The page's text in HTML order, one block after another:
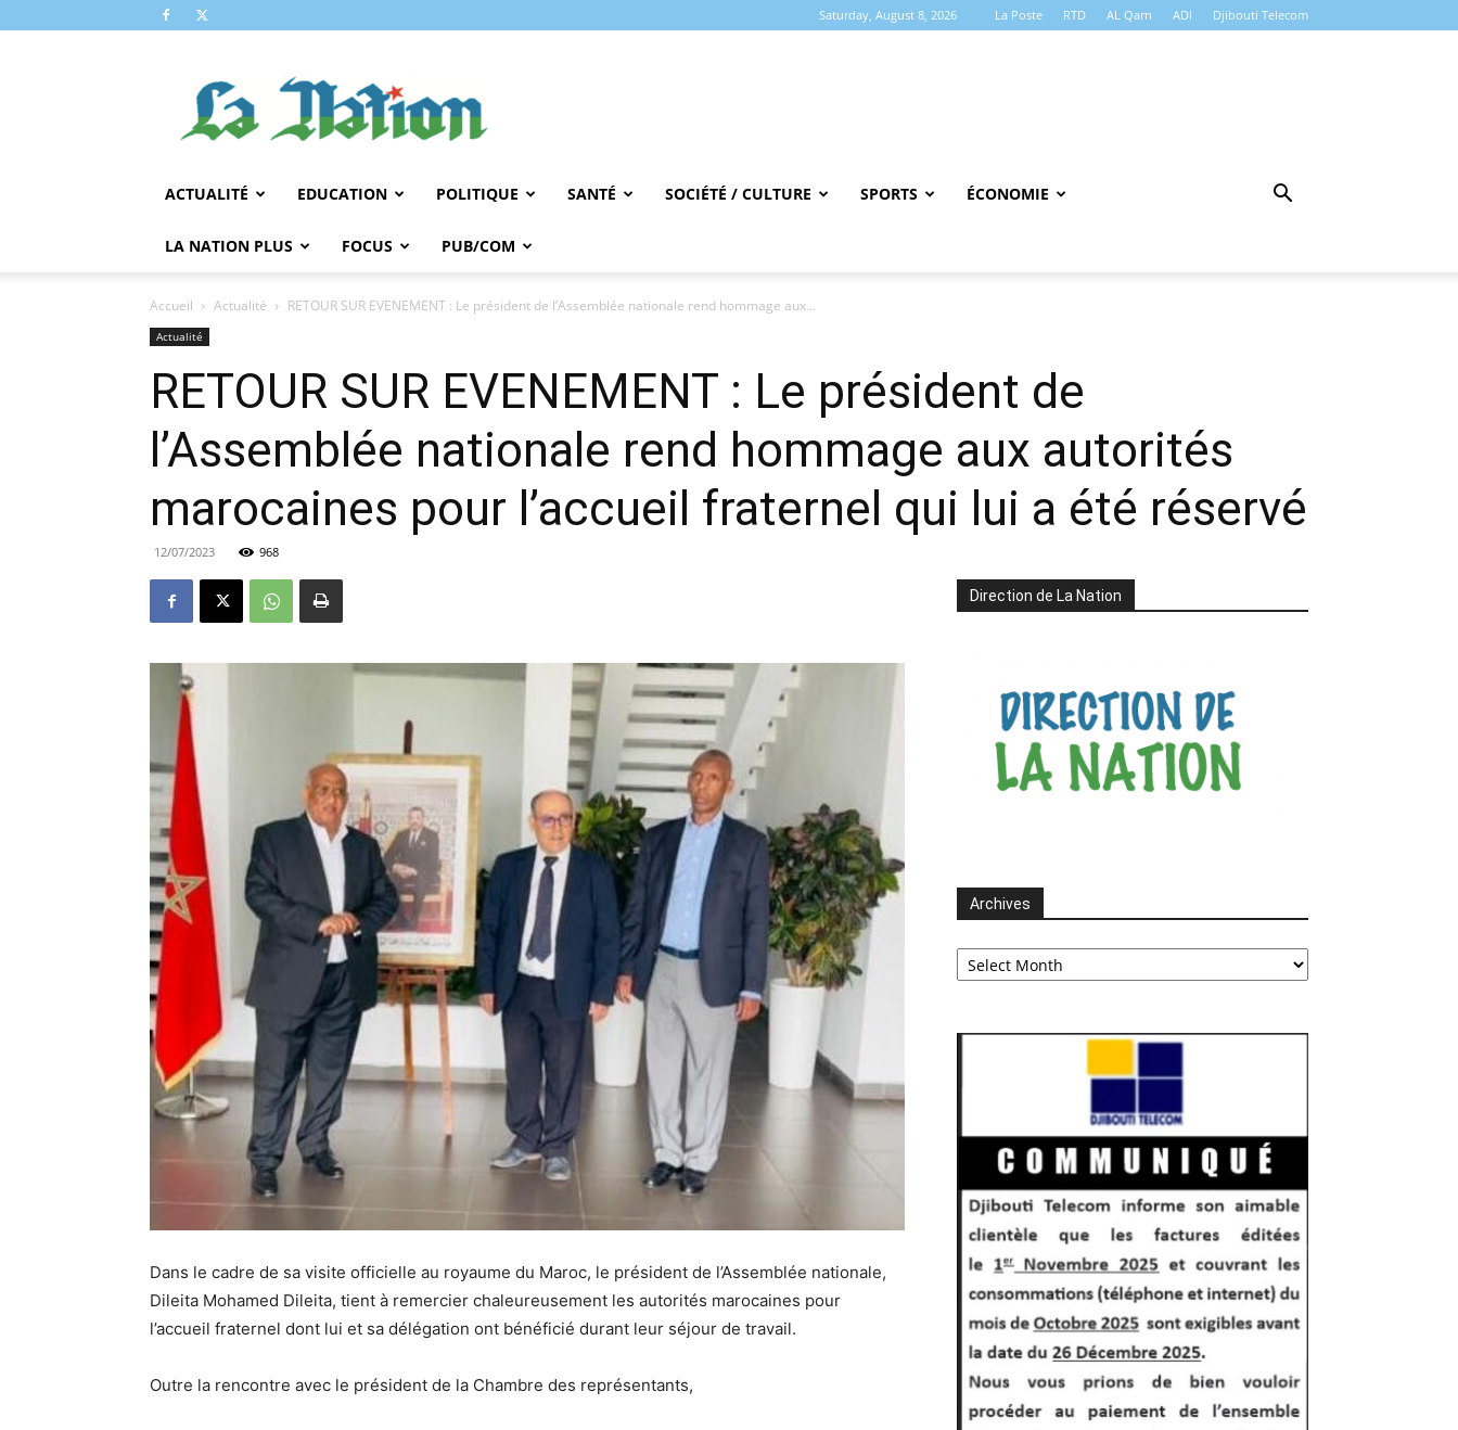
Saturday, August 8, 2026 La Poste RTD AL Qarn ADI Djibouti Telecom
NATION
ACTUALITÉ EDUCATION POLITIQUE SANTÉ SOCIÉTÉ / CULTURE SPORTS ÉCONOMIE
LA NATION PLUS FOCUS PUB/COM
Accueil Actualité RETOUR SUR EVENEMENT : Le président de l’Assemblée nationale rend hommage aux...
Actualité
RETOUR SUR EVENEMENT : Le président de
l’Assemblée nationale rend hommage aux autorités
marocaines pour l’accueil fraternel qui lui a été réservé
12/07/2023 968
Dans le cadre de sa visite officielle au royaume du Maroc, le président de l’Assemblée nationale,
Dileita Mohamed Dileita, tient à remercier chaleureusement les autorités marocaines pour
l’accueil fraternel dont lui et sa délégation ont bénéficié durant leur séjour de travail.
Outre la rencontre avec le président de la Chambre des représentants,
Direction de La Nation
Archives
Archives